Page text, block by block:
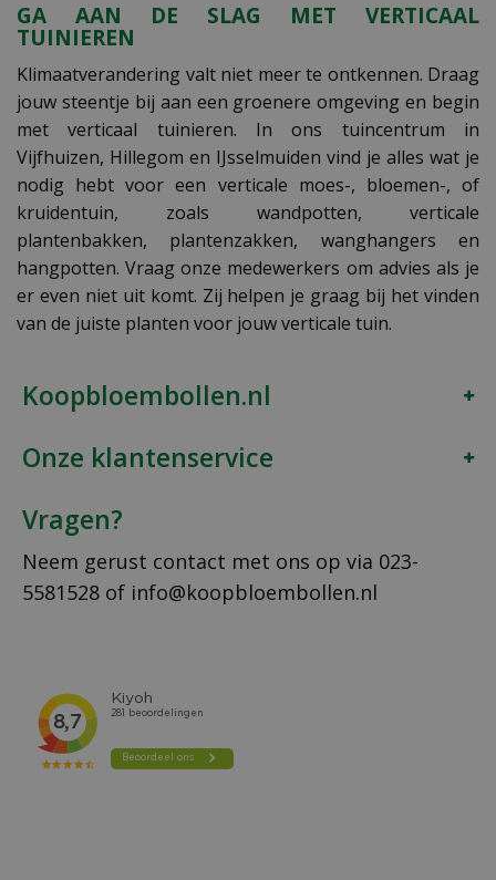
GA AAN DE SLAG MET VERTICAAL
TUINIEREN
Klimaatverandering valt niet meer te ontkennen. Draag
jouw steentje bij aan een groenere omgeving en begin
met verticaal tuinieren. In ons tuincentrum in
Vijfhuizen, Hillegom en IJsselmuiden vind je alles wat je
nodig hebt voor een verticale moes-, bloemen-, of
kruidentuin, zoals wandpotten, verticale
plantenbakken, plantenzakken, wanghangers en
hangpotten. Vraag onze medewerkers om advies als je
er even niet uit komt. Zij helpen je graag bij het vinden
van de juiste planten voor jouw verticale tuin.
Koopbloembollen.nl
Onze klantenservice
Vragen?
Neem gerust contact met ons op via 023-
5581528 of info@koopbloembollen.nl